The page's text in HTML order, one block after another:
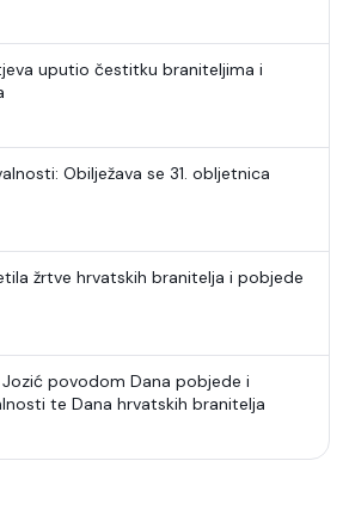
uputio čestitku braniteljima i
Obilježava se 31. obljetnica
žrtve hrvatskih branitelja i pobjede
povodom Dana pobjede i
te Dana hrvatskih branitelja